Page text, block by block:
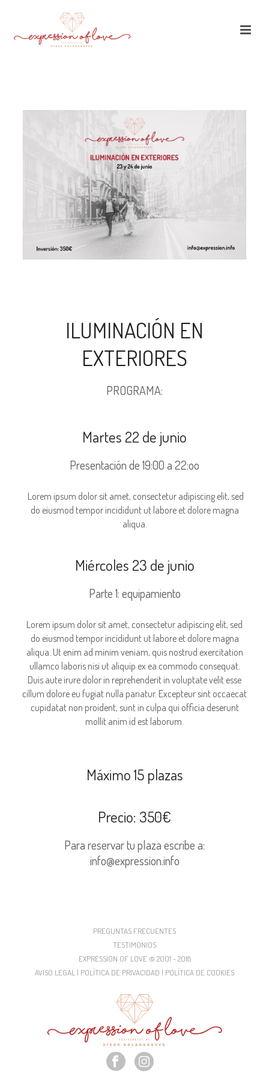
ILUMINACIÓN EN
EXTERIORES
PROGRAMA:
Martes 22 de junio
Presentación de 19:00 a 22:oo
Lorem ipsum dolor sit amet, consectetur adipiscing elit, sed
do eiusmod tempor incididunt ut labore et dolore magna
aliqua.
Miércoles 23 de junio
Parte 1: equipamiento
Lorem ipsum dolor sit amet, consectetur adipiscing elit, sed
do eiusmod tempor incididunt ut labore et dolore magna
aliqua. Ut enim ad minim veniam, quis nostrud exercitation
ullamco laboris nisi ut aliquip ex ea commodo consequat.
Duis aute irure dolor in reprehenderit in voluptate velit esse
cillum dolore eu fugiat nulla pariatur. Excepteur sint occaecat
cupidatat non proident, sunt in culpa qui officia deserunt
mollit anim id est laborum.
Máximo 15 plazas
Precio: 350€
Para reservar tu plaza escribe a:
info@expression.info
PREGUNTAS FRECUENTES
TESTIMONIOS
EXPRESSION OF LOVE © 2001 - 2018
AVISO LEGAL | POLÍTICA DE PRIVACIDAD | POLÍTICA DE COOKIES